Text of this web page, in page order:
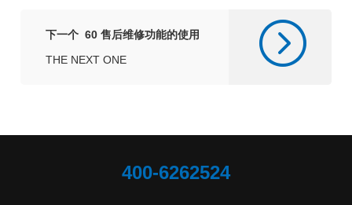
下一个 60 售后维修功能的使用
THE NEXT ONE
400-6262524